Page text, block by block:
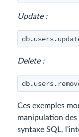
Update :
Delete :
Ces exemples
manipulation des
syntaxe SQL,